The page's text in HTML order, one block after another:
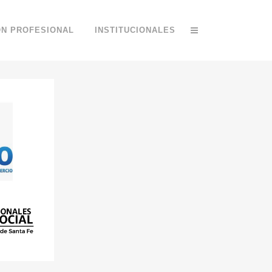
PROFESIONAL INSTITUCIONALES